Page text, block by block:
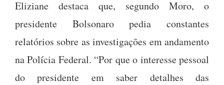
Eliziane destaca que, segundo Moro, o
presidente Bolsonaro pedia constantes
relatórios sobre as investigações em andamento
na Polícia Federal. “Por que o interesse pessoal
do presidente em saber detalhes das